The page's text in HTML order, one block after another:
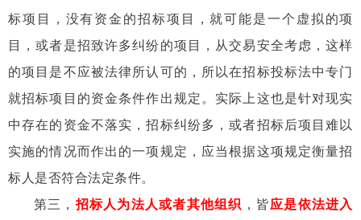
标项目，没有资金的招标项目，就可能是一个虚拟的项
目，或者是招致许多纠纷的项目，从交易安全考虑，这样
的项目是不应被法律所认可的，所以在招标投标法中专门
就招标项目的资金条件作出规定。实际上这也是针对现实
中存在的资金不落实，招标纠纷多，或者招标后项目难以
实施的情况而作出的一项规定，应当根据这项规定衡量招
标人是否符合法定条件。
第三， 招标人为法人或者其他组织 ，皆应是依法进入